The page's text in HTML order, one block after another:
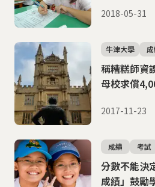
2018-05-31
稱糟糕師資誤他17
母校求償
牛津大學
2017-11-23
分數不能決定未來 新
成績」鼓勵
成績 考試